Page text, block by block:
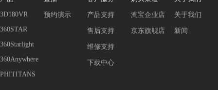
3D180VR
360STAR
360Starlight
360Anywhere
PHITITANS
预约演示 产品支持
售后支持
维修支持
下载中心
淘宝企业店
京东旗舰店
关于我们
新闻